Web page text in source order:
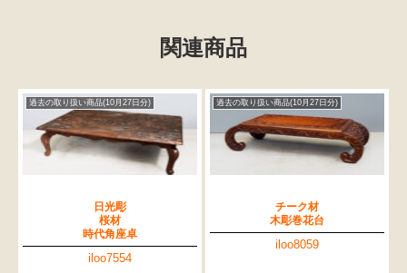
関連商品
過去の取り扱い商品(10月27日分)
日光彫
桜材
時代角座卓
iloo7554
過去の取り扱い商品(10月27日分)
チーク材
木彫巻花台
iloo8059